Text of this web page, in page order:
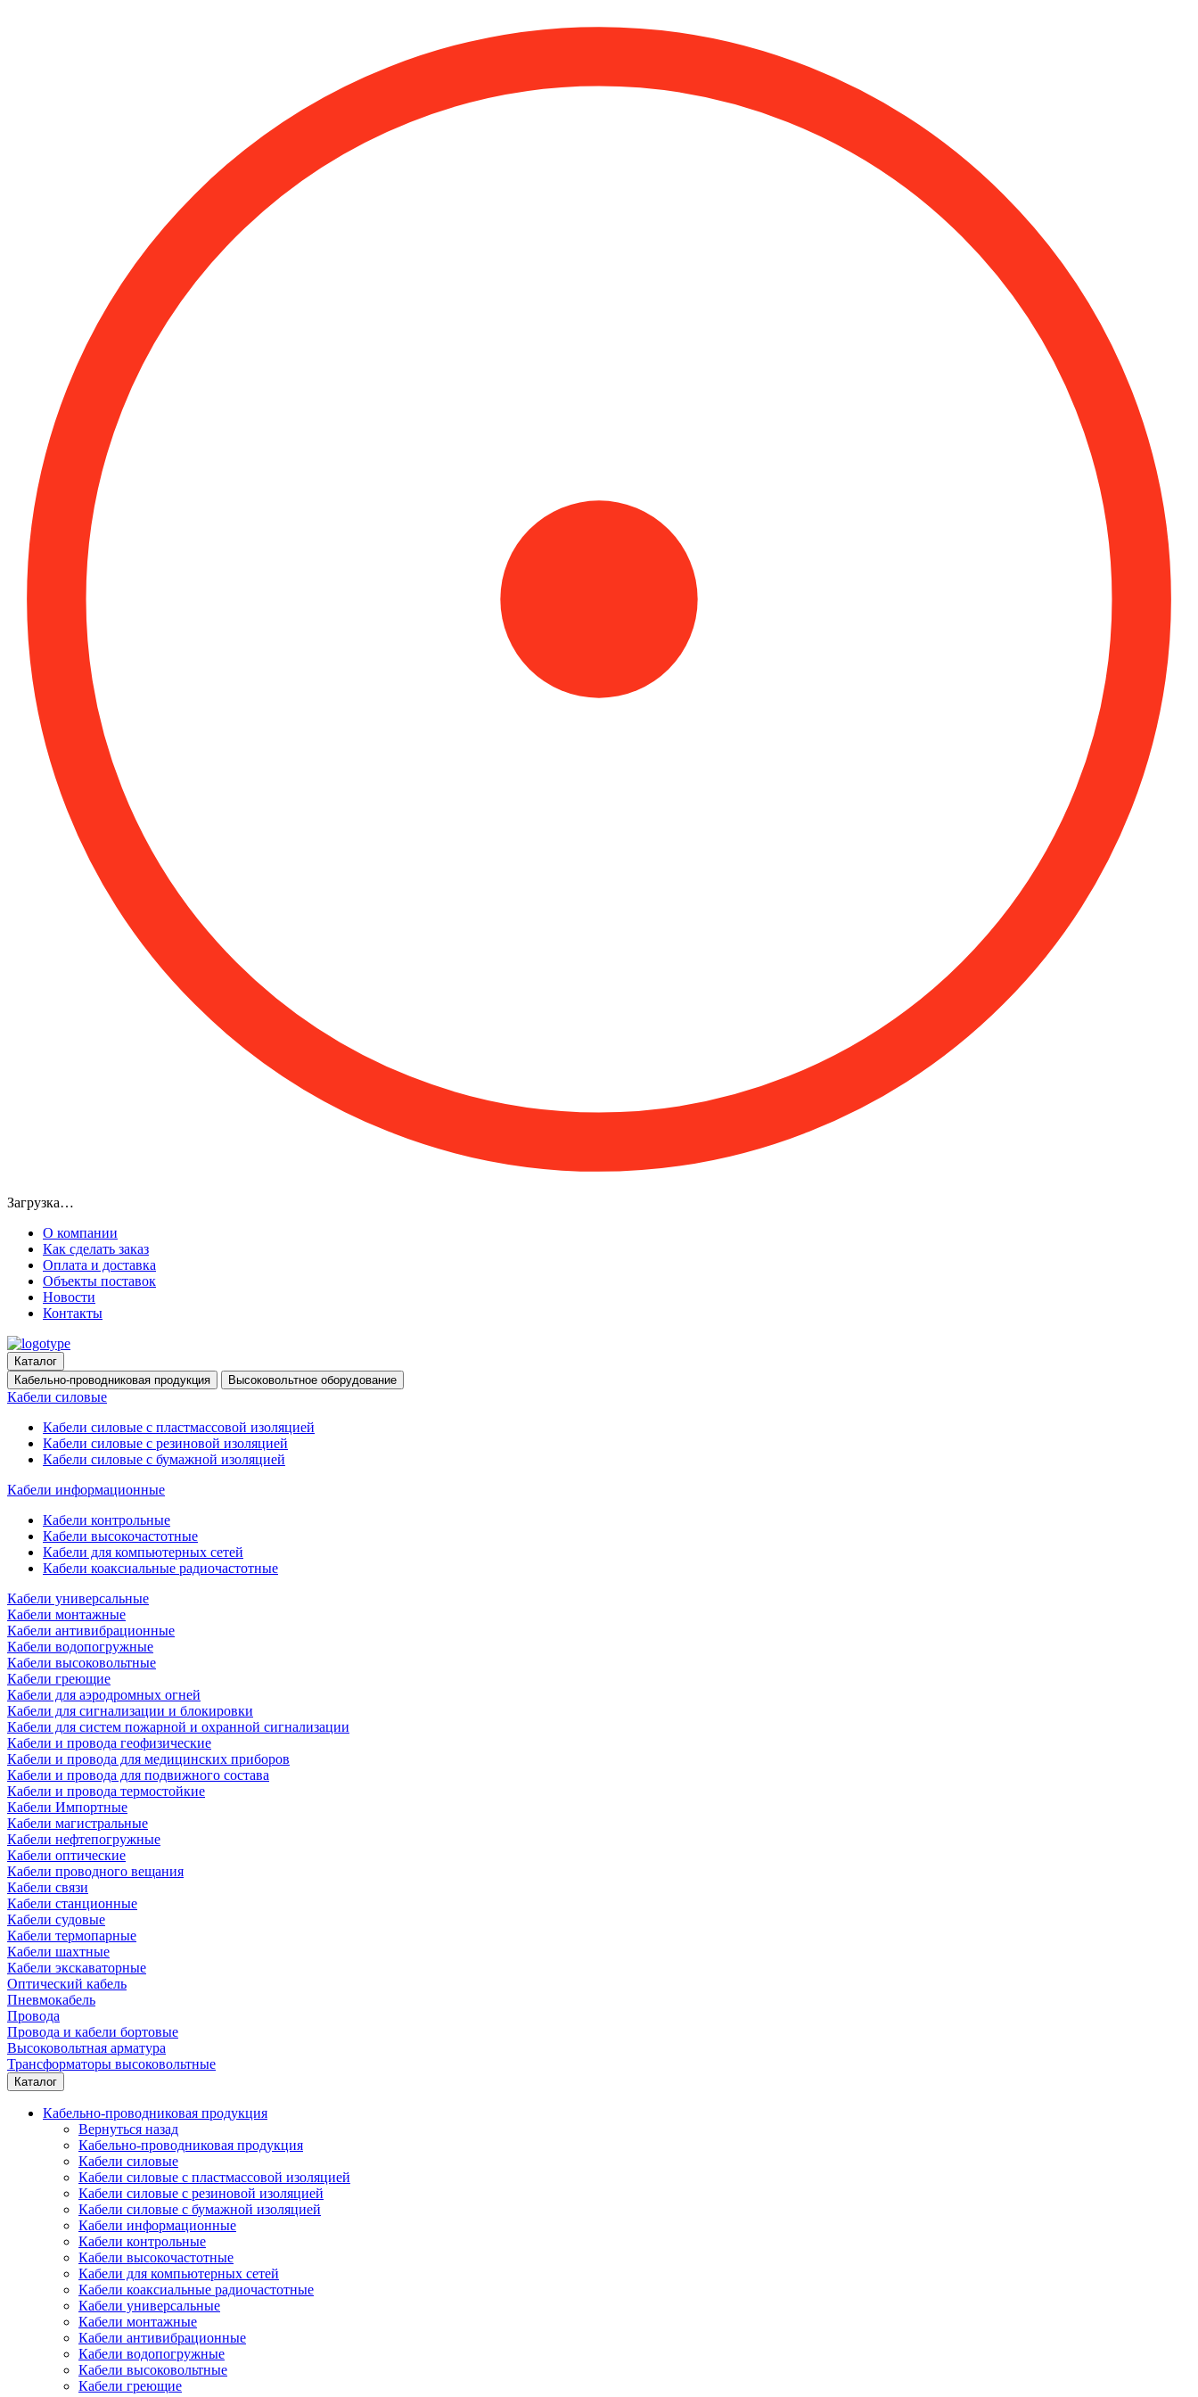
Загрузка…
О компании
Как сделать заказ
Оплата и доставка
Объекты поставок
Новости
Контакты
Каталог
Кабельно-проводниковая продукция
Высоковольтное оборудование
Кабели силовые
Кабели силовые с пластмассовой изоляцией
Кабели силовые с резиновой изоляцией
Кабели силовые с бумажной изоляцией
Кабели информационные
Кабели контрольные
Кабели высокочастотные
Кабели для компьютерных сетей
Кабели коаксиальные радиочастотные
Кабели универсальные
Кабели монтажные
Кабели антивибрационные
Кабели водопогружные
Кабели высоковольтные
Кабели греющие
Кабели для аэродромных огней
Кабели для сигнализации и блокировки
Кабели для систем пожарной и охранной сигнализации
Кабели и провода геофизические
Кабели и провода для медицинских приборов
Кабели и провода для подвижного состава
Кабели и провода термостойкие
Кабели Импортные
Кабели магистральные
Кабели нефтепогружные
Кабели оптические
Кабели проводного вещания
Кабели связи
Кабели станционные
Кабели судовые
Кабели термопарные
Кабели шахтные
Кабели экскаваторные
Оптический кабель
Пневмокабель
Провода
Провода и кабели бортовые
Высоковольтная арматура
Трансформаторы высоковольтные
Каталог
Кабельно-проводниковая продукция
Вернуться назад
Кабельно-проводниковая продукция
Кабели силовые
Кабели силовые с пластмассовой изоляцией
Кабели силовые с резиновой изоляцией
Кабели силовые с бумажной изоляцией
Кабели информационные
Кабели контрольные
Кабели высокочастотные
Кабели для компьютерных сетей
Кабели коаксиальные радиочастотные
Кабели универсальные
Кабели монтажные
Кабели антивибрационные
Кабели водопогружные
Кабели высоковольтные
Кабели греющие